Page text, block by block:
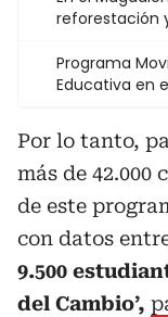
reforestación
Programa
Educativa en
Por lo tanto,
más de
de este
con datos
9.500
del Cambio’,